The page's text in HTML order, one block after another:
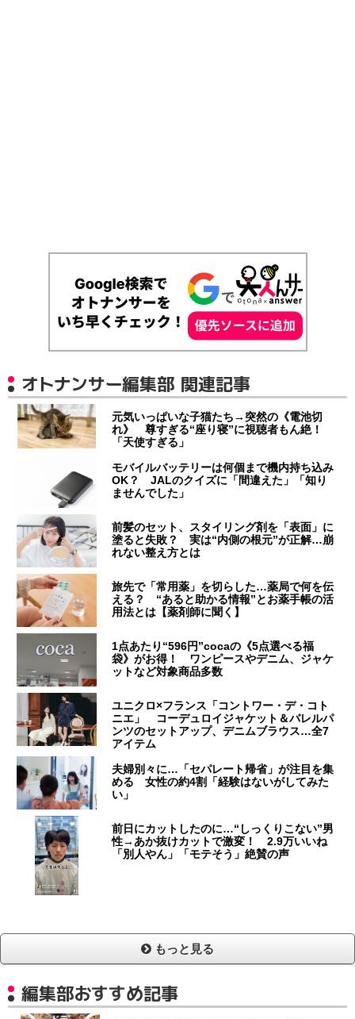
オトナンサー編集部 関連記事
元気いっぱいな子猫たち→突然の《電池切
れ》 尊すぎる“座り寝”に視聴者もん絶！
「天使すぎる」
モバイルバッテリーは何個まで機内持ち込み
OK？ JALのクイズに「間違えた」「知り
ませんでした」
前髪のセット、スタイリング剤を「表面」に
塗ると失敗？ 実は“内側の根元”が正解…崩
れない整え方とは
旅先で「常用薬」を切らした…薬局で何を伝
える？ “あると助かる情報”とお薬手帳の活
用法とは【薬剤師に聞く】
1点あたり“596円”cocaの《5点選べる福
袋》がお得！ ワンピースやデニム、ジャケ
ットなど対象商品多数
ユニクロ×フランス「コントワー・デ・コト
ニエ」 コーデュロイジャケット＆バレルパ
ンツのセットアップ、デニムブラウス…全7
アイテム
夫婦別々に…「セパレート帰省」が注目を集
める 女性の約4割「経験はないがしてみた
い」
前日にカットしたのに…“しっくりこない”男
性→あか抜けカットで激変！ 2.9万いいね
「別人やん」「モテそう」絶賛の声
もっと見る
編集部おすすめ記事